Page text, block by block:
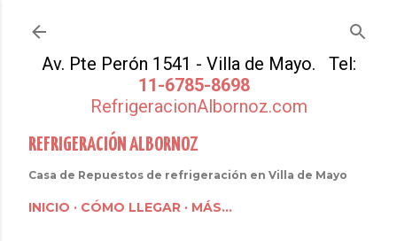
Av. Pte Perón 1541 - Villa de Mayo. Tel:
11-6785-8698
RefrigeracionAlbornoz.com
REFRIGERACIÓN ALBORNOZ
Casa de Repuestos de refrigeración en Villa de Mayo
INICIO CÓMO LLEGAR MÁS…